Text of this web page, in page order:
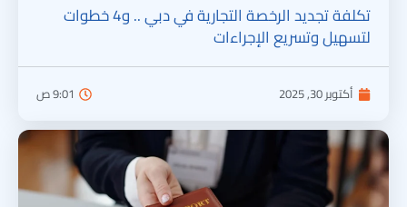
تكلفة تجديد الرخصة التجارية في دبي .. و4 خطوات
لتسهيل وتسريع الإجراءات
أكتوبر 30, 2025 9:01 ص